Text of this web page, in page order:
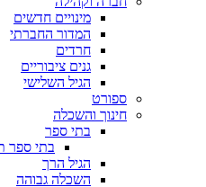
מינויים חדשים
המדור החברתי
חרדים
גנים ציבוריים
הגיל השלישי
ספורט
חינוך והשכלה
בתי ספר
בתי ספר
הגיל הרך
השכלה גבוהה